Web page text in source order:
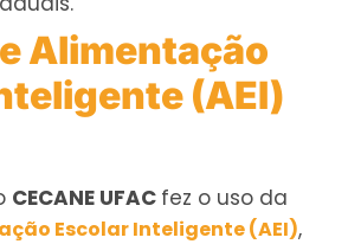
Alimentação
(AEI)
CECANE UFAC fez o uso da
Escolar Inteligente (AEI),